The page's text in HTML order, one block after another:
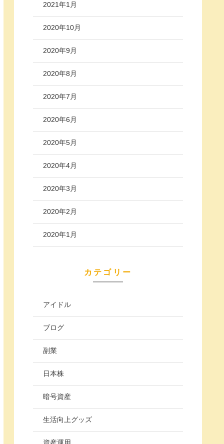
2021年1月
2020年10月
2020年9月
2020年8月
2020年7月
2020年6月
2020年5月
2020年4月
2020年3月
2020年2月
2020年1月
カテゴリー
アイドル
ブログ
副業
日本株
暗号資産
生活向上グッズ
資産運用